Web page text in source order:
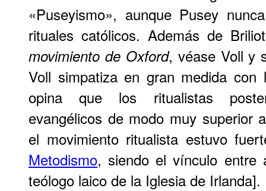
«Puseyismo», aunque Pusey
rituales católicos. Además de
movimiento de Oxford, véase Voll y
Voll simpatiza en gran medida
opina que los ritualistas
evangélicos de modo muy superior
el movimiento ritualista estuvo
Metodismo, siendo el vínculo entre
teólogo laico de la Iglesia de Irlanda].